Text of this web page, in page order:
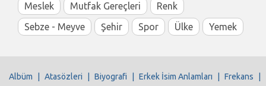
Meslek
Mutfak Gereçleri
Renk
Sebze - Meyve
Şehir Spor Ülke Yemek
Albüm Atasözleri Biyografi Erkek İsim Anlamları Frekans